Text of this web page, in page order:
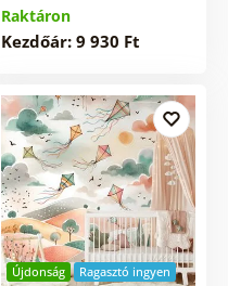
Raktáron
Kezdőár: 9 930 Ft
Újdonság Ragasztó ingyen